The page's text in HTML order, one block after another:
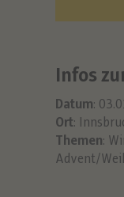
Infos
Datum:
Ort:
Themen:
Advent/